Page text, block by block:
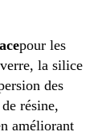
pour les
la silice
des
résine,
améliorant